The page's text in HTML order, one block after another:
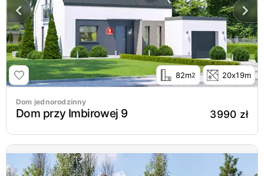
82m2 20x19m
Dom jednorodzinny
Dom przy Imbirowej 9 3990 zł